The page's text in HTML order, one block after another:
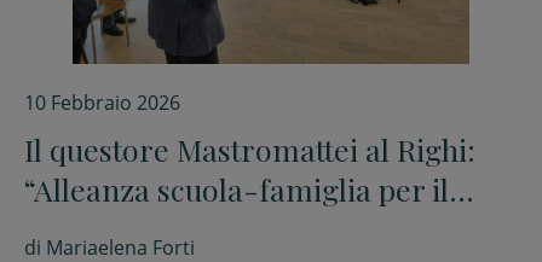
10 Febbraio 2026
Il questore Mastromattei al Righi:
“Alleanza scuola-famiglia per il
bene dei ragazzi”
di Mariaelena Forti